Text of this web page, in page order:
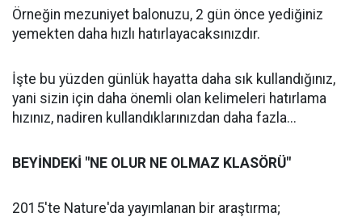
Örneğin mezuniyet balonuzu, 2 gün önce yediğiniz
yemekten daha hızlı hatırlayacaksınızdır.
İşte bu yüzden günlük hayatta daha sık kullandığınız,
yani sizin için daha önemli olan kelimeleri hatırlama
hızınız, nadiren kullandıklarınızdan daha fazla...
BEYİNDEKİ "NE OLUR NE OLMAZ KLASÖRÜ"
2015'te Nature'da yayımlanan bir araştırma;